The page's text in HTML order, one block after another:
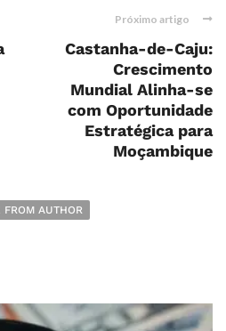
Próximo artigo
Castanha-de-Caju:
Crescimento
Mundial Alinha-se
com Oportunidade
Estratégica para
Moçambique
FROM AUTHOR